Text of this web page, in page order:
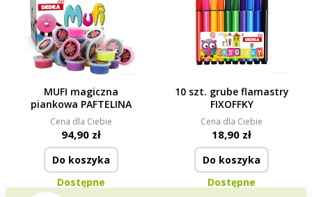
MUFI magiczna
piankowa PAFTELINA
Cena dla Ciebie
94,90 zł
Do koszyka
Dostępne
10 szt. grube flamastry
FIXOFFKY
Cena dla Ciebie
18,90 zł
Do koszyka
Dostępne